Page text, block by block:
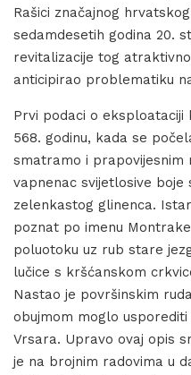
Rašici značajnog
sedamdesetih godina 20.
revitalizacije tog
anticipirao problematiku
Prvi podaci o eksploataciji
568. godinu, kada se
smatramo i prapovijesnim
vapnenac svijetlosive boje
zelenkastog glinenca.
poznat po imenu
poluotoku uz rub stare
lučice s kršćanskom
Nastao je površinskim
obujmom moglo
Vrsara. Upravo ovaj opis
je na brojnim radovima u